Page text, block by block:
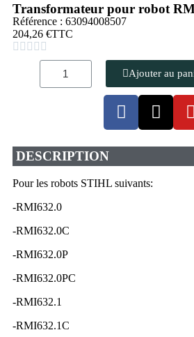
Transformateur pour robot
Référence : 63094008507
204,26 €TTC
    
Ajouter au
DESCRIPTION
Pour les robots STIHL suivants:
-RMI632.0
-RMI632.0C
-RMI632.0P
-RMI632.0PC
-RMI632.1
-RMI632.1C